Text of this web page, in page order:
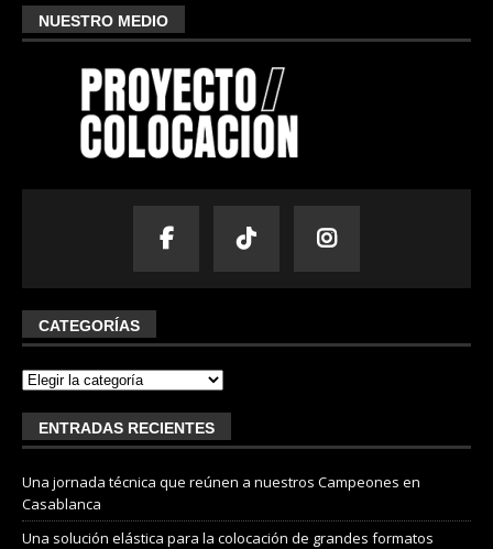
NUESTRO MEDIO
CATEGORÍAS
ENTRADAS RECIENTES
Una jornada técnica que reúnen a nuestros Campeones en
Casablanca
Una solución elástica para la colocación de grandes formatos